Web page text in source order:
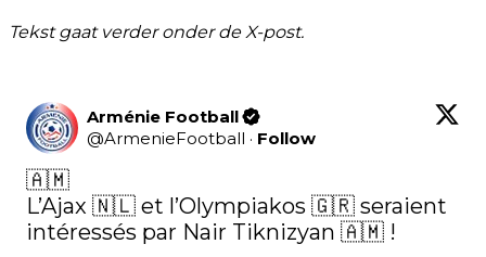
Tekst gaat verder onder de X-post.
Arménie Football
@ArmenieFootball · Follow
🇦🇲
L’Ajax 🇳🇱 et l’Olympiakos 🇬🇷 seraient
intéressés par Nair Tiknizyan 🇦🇲 !